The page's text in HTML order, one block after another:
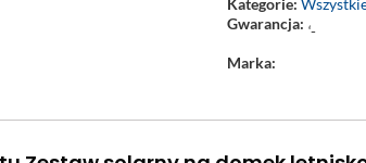
Kategorie:
Gwarancja: ‘-
Marka: